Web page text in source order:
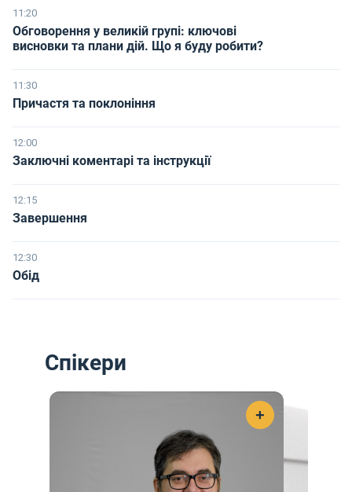
11:20
Обговорення у великій групі: ключові
висновки та плани дій. Що я буду робити?
11:30
Причастя та поклоніння
12:00
Заключні коментарі та інструкції
12:15
Завершення
12:30
Обід
Спікери
+